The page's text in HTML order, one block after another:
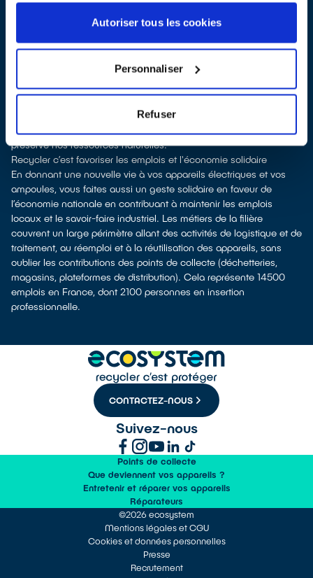
Autoriser tous les cookies
Personnaliser
Refuser
La production d’appareils électriques neufs est émettrice de
donner son appareil permet d’éviter la production de produits
neufs tout en soutenant l'économie sociale et solidaire
le recyclage permet d'éviter l'extraction de matières premières
brutes, leur transformation et leur transport, en utilisant à la place
des matières recyclées, ce qui génère moins de pollution et
préserve nos ressources naturelles.
Recycler c’est favoriser les emplois et l'économie solidaire
En donnant une nouvelle vie à vos appareils électriques et vos
ampoules, vous faites aussi un geste solidaire en faveur de
l’économie nationale en contribuant à maintenir les emplois
locaux et le savoir-faire industriel. Les métiers de la filière
couvrent un large périmètre allant des activités de logistique et de
traitement, au réemploi et à la réutilisation des appareils, sans
oublier les contributions des points de collecte (déchetteries,
magasins, plateformes de distribution). Cela représente 14500
emplois en France, dont 2100 personnes en insertion
professionnelle.
CONTACTEZ-NOUS
Suivez-nous
Points de collecte
Que deviennent vos appareils ?
Entretenir et réparer vos appareils
Réparateurs
©2026 ecosystem
Mentions légales et CGU
Cookies et données personnelles
Presse
Recrutement